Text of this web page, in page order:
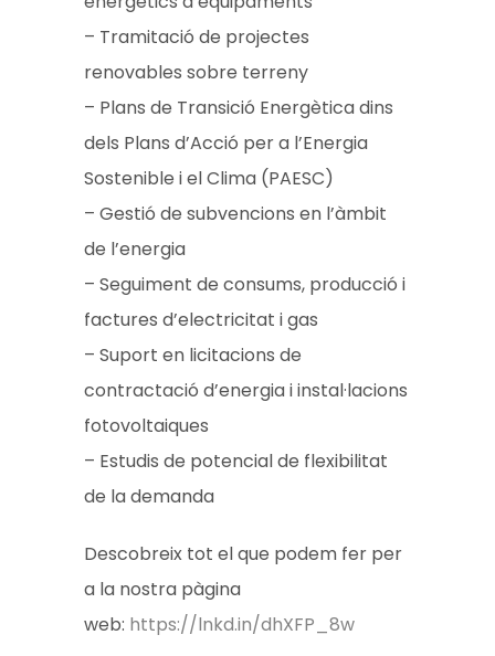
– Tramitació de projectes
renovables sobre terreny
– Plans de Transició Energètica dins
dels Plans d’Acció per a l’Energia
Sostenible i el Clima (PAESC)
– Gestió de subvencions en l’àmbit
de l’energia
– Seguiment de consums, producció i
factures d’electricitat i gas
– Suport en licitacions de
contractació d’energia i instal·lacions
fotovoltaiques
– Estudis de potencial de flexibilitat
de la demanda
Descobreix tot el que podem fer per
a la nostra pàgina
web: https://lnkd.in/dhXFP_8w